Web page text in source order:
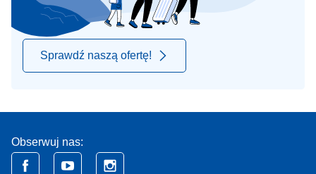
Sprawdź naszą ofertę!
Obserwuj nas: